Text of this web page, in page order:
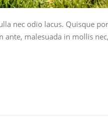
nec odio lacus. Quisque
malesuada in mollis